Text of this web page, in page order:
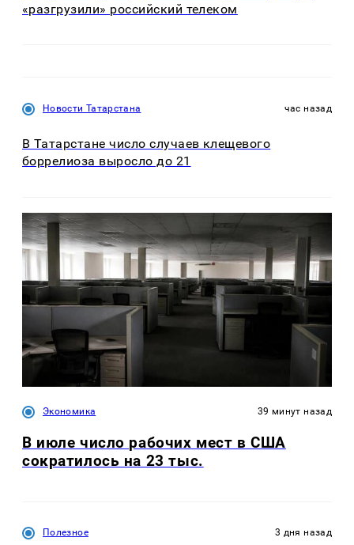
«разгрузили» российский телеком
Новости Татарстана час назад
В Татарстане число случаев клещевого
боррелиоза выросло до 21
Экономика 39 минут назад
В июле число рабочих мест в США
сократилось на 23 тыс.
Полезное 3 дня назад